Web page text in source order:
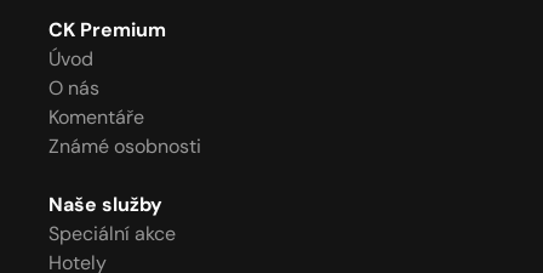
CK Premium
Úvod
O nás
Komentáře
Známé osobnosti
Naše služby
Speciální akce
Hotely